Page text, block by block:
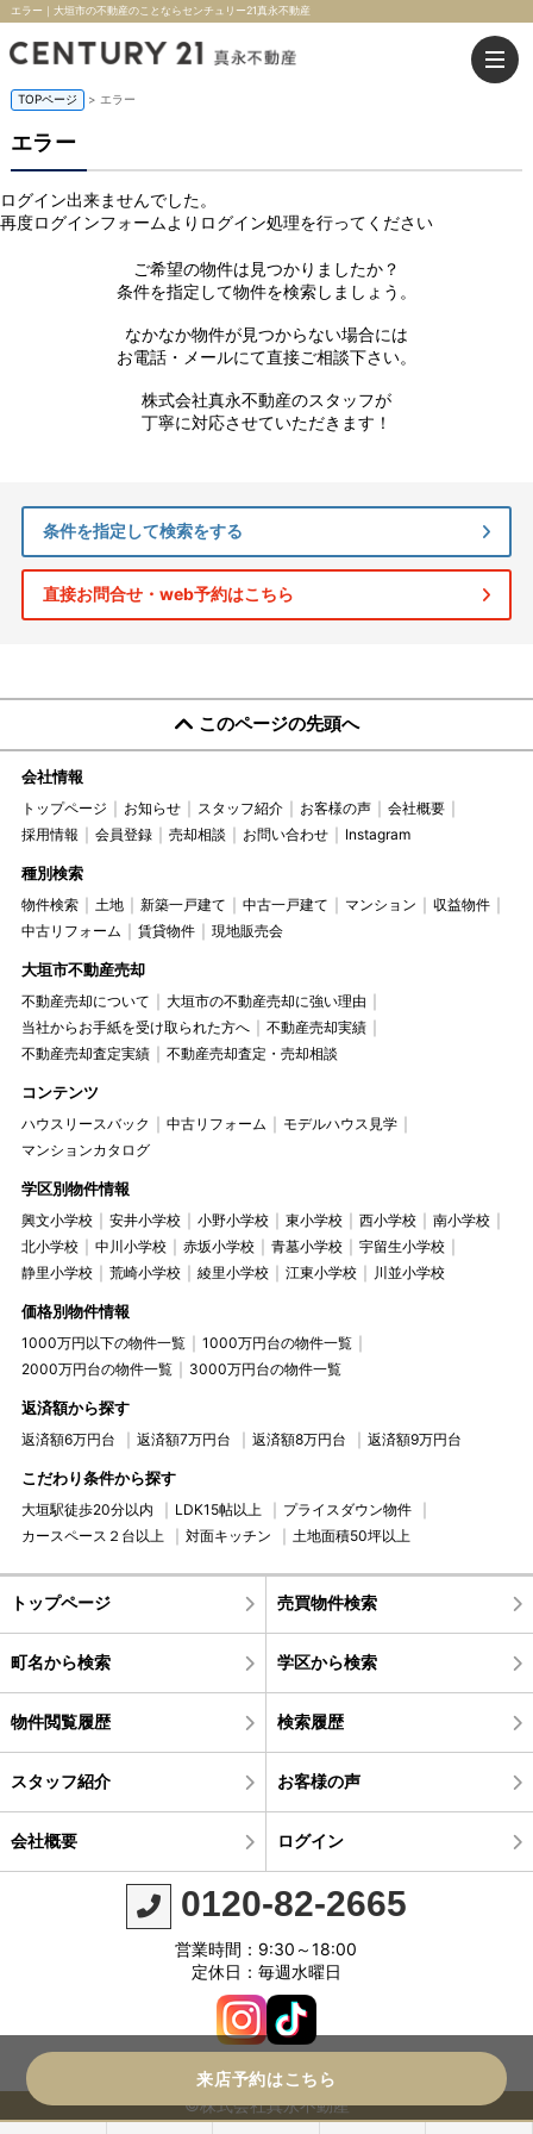
エラー｜大垣市の不動産のことならセンチュリー21真永不動産
TOPページ > エラー
エラー
ログイン出来ませんでした。
再度ログインフォームよりログイン処理を行ってください
ご希望の物件は見つかりましたか？
条件を指定して物件を検索しましょう。
なかなか物件が見つからない場合には
お電話・メールにて直接ご相談下さい。
株式会社真永不動産のスタッフが
丁寧に対応させていただきます！
条件を指定して検索をする
直接お問合せ・web予約はこちら
このページの先頭へ
会社情報
トップページ お知らせ スタッフ紹介 お客様の声
会社概要
採用情報
会員登録 売却相談 お問い合わせ Instagram
種別検索
物件検索 土地 新築一戸建て 中古一戸建て マンション
収益物件
中古リフォーム
賃貸物件 現地販売会
大垣市不動産売却
不動産売却について
大垣市の不動産売却に強い理由
当社からお手紙を受け取られた方へ
不動産売却実績
不動産売却査定実績
不動産売却査定・売却相談
コンテンツ
ハウスリースバック 中古リフォーム
モデルハウス見学
マンションカタログ
学区別物件情報
興文小学校 安井小学校 小野小学校 東小学校 西小学校
南小学校
北小学校
中川小学校 赤坂小学校 青墓小学校
宇留生小学校
静里小学校
荒崎小学校 綾里小学校 江東小学校 川並小学校
価格別物件情報
1000万円以下の物件一覧
1000万円台の物件一覧
2000万円台の物件一覧
3000万円台の物件一覧
返済額から探す
返済額6万円台 返済額7万円台 返済額8万円台 返済額9万円台
こだわり条件から探す
大垣駅徒歩20分以内 LDK15帖以上
プライスダウン物件
カースペース２台以上
対面キッチン 土地面積50坪以上
トップページ 売買物件検索
町名から検索 学区から検索
物件閲覧履歴 検索履歴
スタッフ紹介 お客様の声
会社概要 ログイン
0120-82-2665
営業時間：9:30～18:00
定休日：毎週水曜日
©株式会社真永不動産
来店予約はこちら